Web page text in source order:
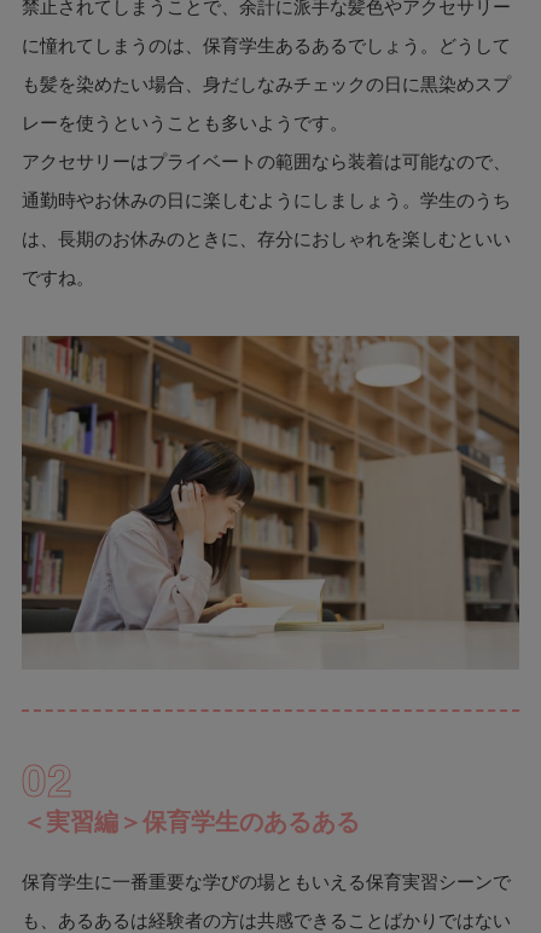
禁止されてしまうことで、余計に派手な髪色やアクセサリー
に憧れてしまうのは、保育学生あるあるでしょう。どうして
も髪を染めたい場合、身だしなみチェックの日に黒染めスプ
レーを使うということも多いようです。
アクセサリーはプライベートの範囲なら装着は可能なので、
通勤時やお休みの日に楽しむようにしましょう。学生のうち
は、長期のお休みのときに、存分におしゃれを楽しむといい
ですね。
02
＜実習編＞保育学生のあるある
保育学生に一番重要な学びの場ともいえる保育実習シーンで
も、あるあるは経験者の方は共感できることばかりではない